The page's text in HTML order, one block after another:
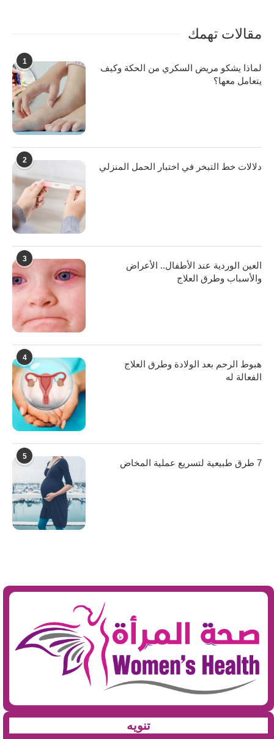
مقالات تهمك
1
لماذا يشكو مريض السكري من الحكة وكيف
يتعامل معها؟
2
دلالات خط التبخر في اختبار الحمل المنزلي
3
العين الوردية عند الأطفال.. الأعراض
والأسباب وطرق العلاج
4
هبوط الرحم بعد الولادة وطرق العلاج
الفعالة له
5
7 طرق طبيعية لتسريع عملية المخاض
تنويه